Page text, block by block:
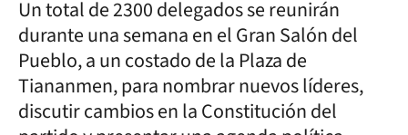
Un total de 2300 delegados se reunirán
durante una semana en el Gran Salón del
Pueblo, a un costado de la Plaza de
Tiananmen, para nombrar nuevos líderes,
discutir cambios en la Constitución del